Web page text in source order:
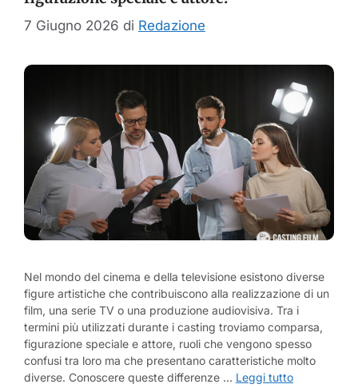
7 Giugno 2026 di Redazione
Nel mondo del cinema e della televisione esistono diverse
figure artistiche che contribuiscono alla realizzazione di un
film, una serie TV o una produzione audiovisiva. Tra i
termini più utilizzati durante i casting troviamo comparsa,
figurazione speciale e attore, ruoli che vengono spesso
confusi tra loro ma che presentano caratteristiche molto
diverse. Conoscere queste differenze … Leggi tutto